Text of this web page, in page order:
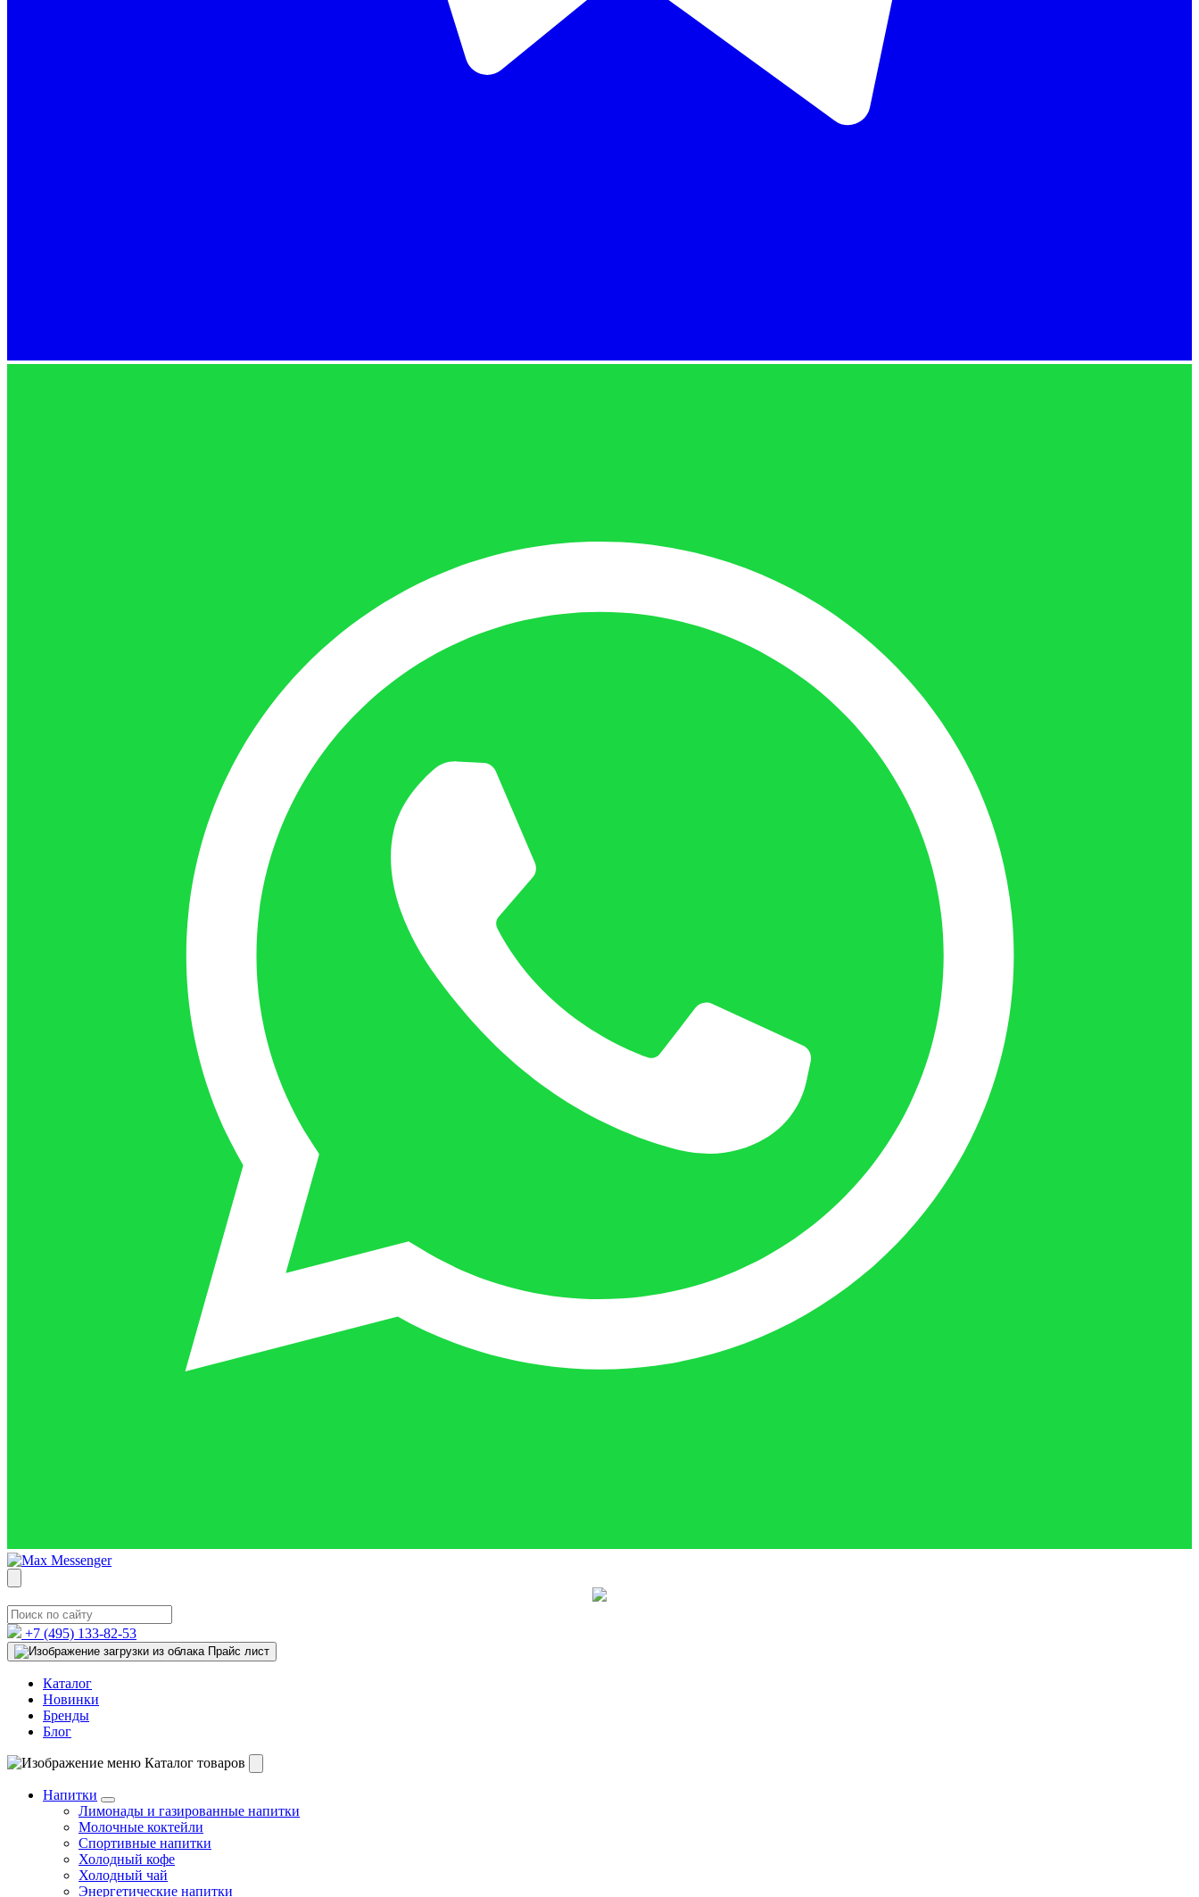
+7 (495) 133-82-53
Прайс лист
Каталог
Новинки
Бренды
Блог
Каталог товаров
Напитки
Лимонады и газированные напитки
Молочные коктейли
Спортивные напитки
Холодный кофе
Холодный чай
Энергетические напитки